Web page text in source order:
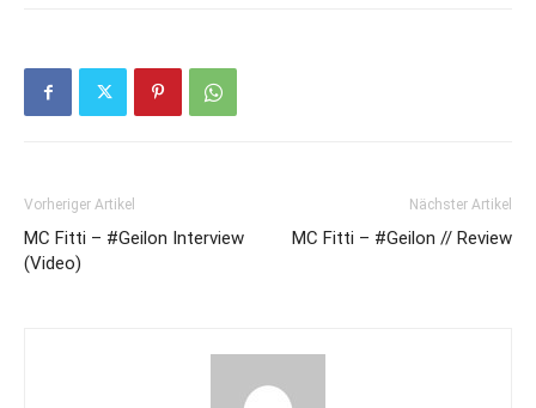
Vorheriger Artikel
MC Fitti – #Geilon Interview
(Video)
Nächster Artikel
MC Fitti – #Geilon // Review